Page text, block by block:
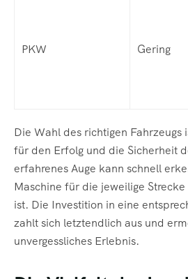
PKW Gering
Die Wahl des richtigen Fahrzeugs
für den Erfolg und die Sicherheit
erfahrenes Auge kann schnell
Maschine für die jeweilige
ist. Die Investition in eine
zahlt sich letztendlich aus und
unvergessliches Erlebnis.